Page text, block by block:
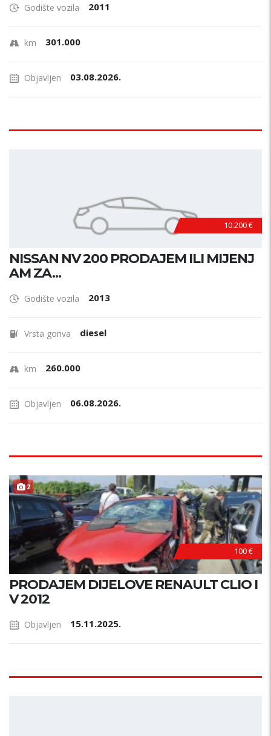
Godište vozila 2011
km 301.000
Objavljen 03.08.2026.
10.200 €
NISSAN NV 200 PRODAJEM ILI MIJENJ
AM ZA...
Godište vozila 2013
Vrsta goriva diesel
km 260.000
Objavljen 06.08.2026.
2
100 €
PRODAJEM DIJELOVE RENAULT CLIO I
V 2012
Objavljen 15.11.2025.